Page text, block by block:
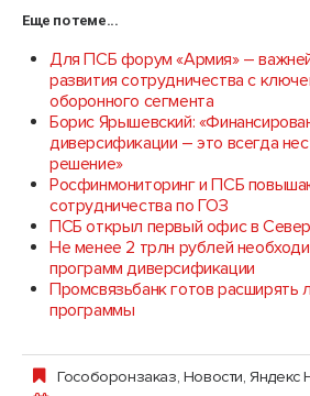
Еще по теме...
Для ПСБ форум «Армия» –
развития сотрудничества с
оборонного сегмента
Борис Ярышевский:
диверсификации – это всегда
решение»
Росфинмониторинг и ПСБ
сотрудничества по ГОЗ
ПСБ открыл первый офис в
Не менее 2 трлн рублей
программ диверсификации
Промсвязьбанк готов расширять
программы
Гособоронзаказ, Новости, Яндекс